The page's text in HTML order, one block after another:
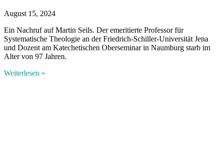
August 15, 2024
Ein Nachruf auf Martin Seils. Der emeritierte Professor für
Systematische Theologie an der Friedrich-Schiller-Universität Jena
und Dozent am Katechetischen Oberseminar in Naumburg starb im
Alter von 97 Jahren.
Weiterlesen »